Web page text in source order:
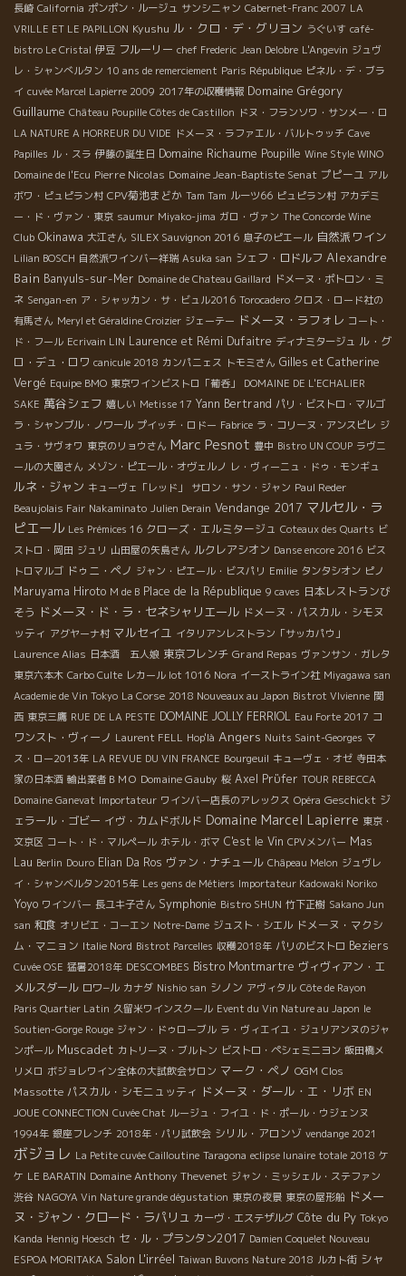
長崎 California ポンポン・ルージュ サンシニャン Cabernet-Franc 2007 LA
VRILLE ET LE PAPILLON Kyushu ル・クロ・デ・グリヨン うぐいす café-
bistro Le Cristal 伊豆 フルーリー chef Frederic Jean Delobre L'Angevin ジュヴ
レ・シャンべルタン 10 ans de remerciement Paris République ピネル・デ・ブラ
イ cuvée Marcel Lapierre 2009 2017年の収穫情報 Domaine Grégory
Guillaume Château Poupille Côtes de Castillon ドヌ・フランソワ・サンメー・ロ
LA NATURE A HORREUR DU VIDE ドメーヌ・ラファエル・バルトゥッチ Cave
Papilles ル・スラ 伊藤の誕生日 Domaine Richaume Poupille Wine Style WINO
Domaine de l'Ecu Pierre Nicolas Domaine Jean-Baptiste Senat プピーユ アル
ボワ・ピュピラン村 CPV菊池まどか Tam Tam ルーツ66 ピュピラン村 アカデミ
ー・ド・ヴァン・東京 saumur Miyako-jima ガロ・ヴァン The Concorde Wine
Club Okinawa 大江さん SILEX Sauvignon 2016 息子のピエール 自然派ワイン
Lilian BOSCH 自然派ワインバー祥瑞 Asuka san シェフ・ロドルフ Alexandre
Bain Banyuls-sur-Mer Domaine de Chateau Gaillard ドメーヌ・ポトロン・ミ
ネ Sengan-en ア・シャッカン・サ・ビュル2016 Torocadero クロス・ロード社の
有馬さん Meryl et Géraldine Croizier ジェーテー ドメーヌ・ラフォレ コート・
ド・フール Ecrivain LIN Laurence et Rémi Dufaitre ディナミタージュ ル・グ
ロ・デュ・ロワ canicule 2018 カンパニェス トモミさん Gilles et Catherine
Vergé Equipe BMO 東京ワインビストロ「葡呑」
DOMAINE DE L'ECHALIER
SAKE 萬谷シェフ 嬉しい Metisse 17 Yann Bertrand パリ・ビストロ・マルゴ
ラ・シャンブル・ノワール プイッチ・ロドー Fabrice ラ・コリーヌ・アンスピレ ジ
ュラ・サヴォワ 東京のリョウさん Marc Pesnot 豊中 Bistro UN COUP ラヴニ
ールの大園さん メゾン・ピエール・オヴェルノ レ・ヴィーニュ・ドゥ・モンギュ
ルネ・ジャン キューヴェ「レッド」 サロン・サン・ジャン Paul Reder
Beaujolais Fair Nakaminato Julien Derain Vendange 2017 マルセル・ラ
ピエール Les Prémices 16 クローズ・エルミタージュ Coteaux des Quarts ビ
ストロ・岡田 ジュリ 山田屋の矢島さん ルクレアシオン Danse encore 2016 ビス
トロマルゴ ドゥニ・ペノ ジャン・ピエール・ビスパリ Emilie タンタシオン ピノ
Maruyama Hiroto M de B Place de la République 9 caves 日本レストランび
そう ドメーヌ・ド・ラ・セネシャリエール ドメーヌ・パスカル・シモヌ
ッティ アグヤーナ村 マルセイユ イタリアンレストラン「サッカパウ」
Laurence Alias 日本酒 五人娘 東京フレンチ Grand Repas ヴァンサン・ガレタ
東京六本木 Carbo Culte レカール lot 1016 Nora イーストライン社 Miyagawa san
Academie de Vin Tokyo La Corse 2018 Nouveaux au Japon Bistrot VIvienne 関
西 東京三鷹 RUE DE LA PESTE DOMAINE JOLLY FERRIOL Eau Forte 2017 コ
ワンスト・ヴィーノ Laurent FELL Hop'là Angers Nuits Saint-Georges マ
ス・ロー2013年 LA REVUE DU VIN FRANCE Bourgeuil キューヴェ・オゼ 寺田本
家の日本酒 輸出業者ＢＭＯ Domaine Gauby 桜 Axel Prϋfer TOUR REBECCA
Domaine Ganevat Importateur ワインバー店長のアレックス Opéra Geschickt ジ
ェラール・ゴビー イヴ・カムドボルド Domaine Marcel Lapierre 東京・
文京区 コート・ド・マルペール ホテル・ボマ C'est le Vin CPVメンバー Mas
Lau Berlin Douro Elian Da Ros ヴァン・ナチュール Châpeau Melon ジュヴレ
イ・シャンベルタン2015年 Les gens de Métiers Importateur Kadowaki Noriko
Yoyo ワインバー 長ユキ子さん Symphonie Bistro SHUN 竹下正樹 Sakano Jun
san 和食 オリビエ・コーエン Notre-Dame ジュスト・シエル ドメーヌ・マクシ
ム・マニョン Italie Nord Bistrot Parcelles 収穫2018年 パリのビストロ Beziers
Cuvée OSE 猛暑2018年 DESCOMBES Bistro Montmartre ヴィヴィアン・エ
メルスダール ロワ−ル カナダ Nishio san シノン アヴィタル Côte de Rayon
Paris Quartier Latin 久留米ワインスクール Event du Vin Nature au Japon le
Soutien-Gorge Rouge ジャン・ドゥローブル ラ・ヴィエイユ・ジュリアンヌのジャ
ンポール Muscadet カトリーヌ・ブルトン ビストロ・ペシェミニヨン 飯田橋メ
リメロ ボジョレワイン全体の大試飲会サロン マーク・ペノ OGM Clos
Massotte パスカル・シモニュッティ ドメーヌ・ダール・エ・リボ EN
JOUE CONNECTION Cuvée Chat ルージュ・フイユ・ド・ポール・ウジェンヌ
1994年 銀座フレンチ 2018年・パリ試飲会 シリル・アロンゾ vendange 2021
ボジョレ La Petite cuvée Cailloutine Taragona eclipse lunaire totale 2018 ケ
ケ LE BARATIN Domaine Anthony Thevenet ジャン・ミッシェル・ステファン
渋谷 NAGOYA Vin Nature grande dégustation 東京の夜景 東京の屋形船 ドメー
ヌ・ジャン・クロード・ラパリュ カーヴ・エステザルグ Côte du Py Tokyo
Kanda Hennig Hoesch セ・ル・プランタン2017 Damien Coquelet Nouveau
ESPOA MORITAKA Salon L'irréel Taiwan Buvons Nature 2018 ルカト街 シャ